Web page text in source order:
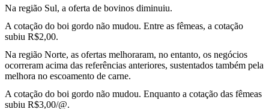
Na região Sul, a oferta de bovinos diminuiu.
A cotação do boi gordo não mudou. Entre as fêmeas, a cotação
subiu R$2,00.
Na região Norte, as ofertas melhoraram, no entanto, os negócios
ocorreram acima das referências anteriores, sustentados também pela
melhora no escoamento de carne.
A cotação do boi gordo não mudou. Enquanto a cotação das fêmeas
subiu R$3,00/@.